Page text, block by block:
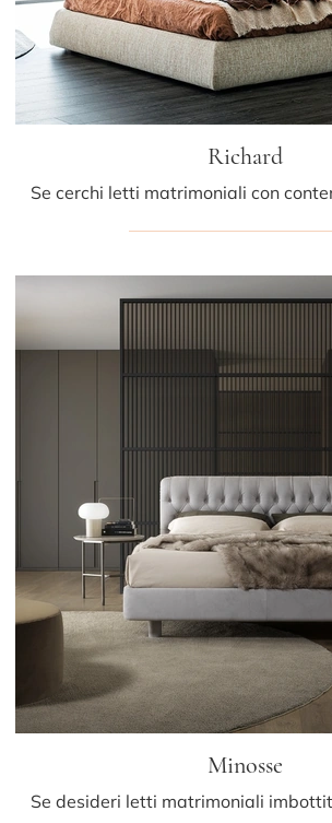
Richard
Minosse